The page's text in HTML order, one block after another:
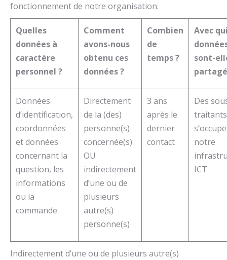
fonctionnement de notre organisation.
Quelles
données à
caractère
personnel ?
Comment
avons-nous
obtenu ces
données ?
Combien
de
temps ?
Avec
sont-
Données
d’identification,
coordonnées
et données
concernant la
question, les
informations
ou la
commande
Directement
de la (des)
personne(s)
concernée(s)
OU
indirectement
d’une ou de
plusieurs
autre(s)
personne(s)
3 ans
après le
dernier
contact
Des
notre
ICT
Indirectement d’une ou de plusieurs autre(s)